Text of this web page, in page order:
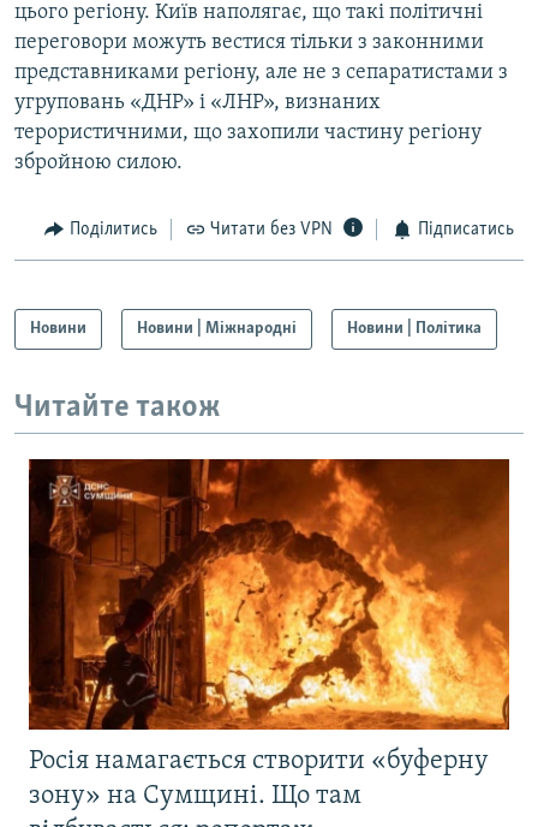
цього регіону. Київ наполягає, що такі політичні
переговори можуть вестися тільки з законними
представниками регіону, але не з сепаратистами з
угруповань «ДНР» і «ЛНР», визнаних
терористичними, що захопили частину регіону
збройною силою.
Поділитись Читати без VPN Підписатись
Новини Новини | Міжнародні Новини | Політика
Читайте також
Росія намагається створити «буферну
зону» на Сумщині. Що там